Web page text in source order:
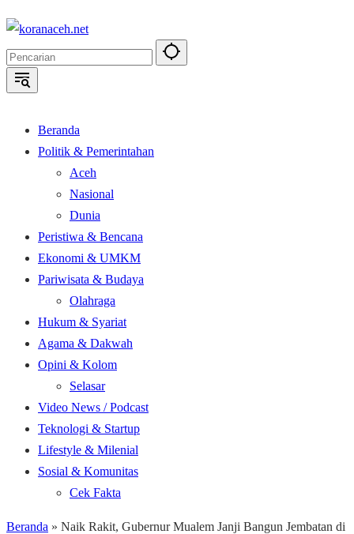
Langsung
konten
Beranda
Politik & Pemerintahan
Aceh
Nasional
Dunia
Peristiwa & Bencana
Ekonomi & UMKM
Pariwisata & Budaya
Olahraga
Hukum & Syariat
Agama & Dakwah
Opini & Kolom
Selasar
Video News / Podcast
Teknologi & Startup
Lifestyle & Milenial
Sosial & Komunitas
Cek Fakta
Beranda » Naik Rakit, Gubernur Mualem Janji Bangun Jembatan di